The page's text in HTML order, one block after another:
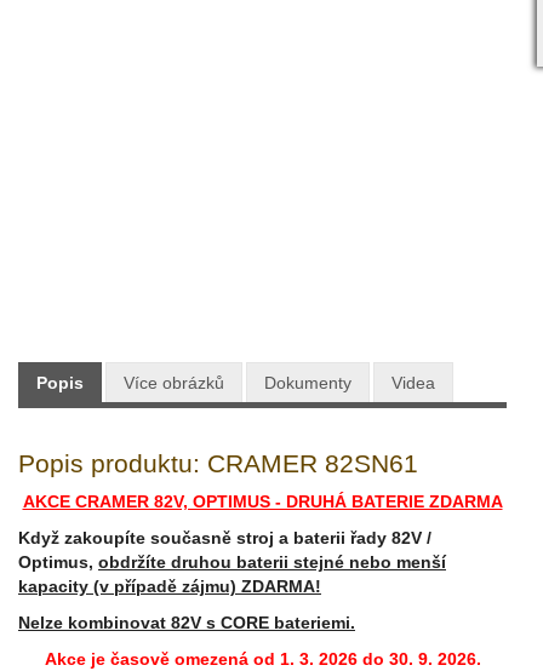
Popis Více obrázků Dokumenty Videa
Popis produktu: CRAMER 82SN61
AKCE CRAMER 82V, OPTIMUS - DRUHÁ BATERIE ZDARMA
Když zakoupíte současně stroj a baterii řady 82V /
Optimus, obdržíte druhou baterii stejné nebo menší
kapacity (v případě zájmu) ZDARMA!
Nelze kombinovat 82V s CORE bateriemi.
Akce je časově omezená od 1. 3. 2026 do 30. 9. 2026.